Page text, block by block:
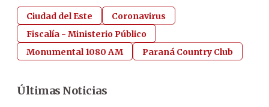
Ciudad del Este
Coronavirus
Fiscalía - Ministerio Público
Monumental 1080 AM
Paraná Country Club
Últimas Noticias